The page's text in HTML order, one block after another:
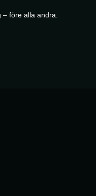
– före alla andra.